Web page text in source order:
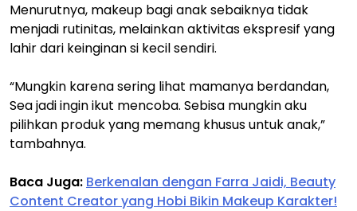
Menurutnya, makeup bagi anak sebaiknya tidak
menjadi rutinitas, melainkan aktivitas ekspresif yang
lahir dari keinginan si kecil sendiri.
“Mungkin karena sering lihat mamanya berdandan,
Sea jadi ingin ikut mencoba. Sebisa mungkin aku
pilihkan produk yang memang khusus untuk anak,”
tambahnya.
Baca Juga: Berkenalan dengan Farra Jaidi, Beauty
Content Creator yang Hobi Bikin Makeup Karakter!